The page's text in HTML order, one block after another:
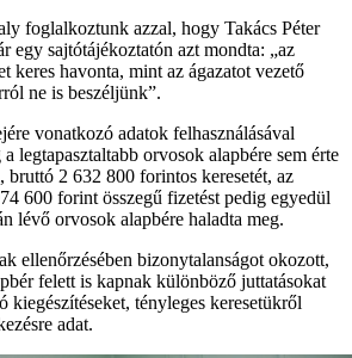
foglalkoztunk azzal, hogy Takács Péter
egy sajtótájékoztatón azt mondta: „az
keres havonta, mint az ágazatot vezető
ne is beszéljünk”.
vonatkozó adatok felhasználásával
legtapasztaltabb orvosok alapbére sem érte
bruttó 2 632 800 forintos keresetét, az
600 forint összegű fizetést pedig egyedül
lévő orvosok alapbére haladta meg.
ellenőrzésében bizonytalanságot okozott,
felett is kapnak különböző juttatásokat
kiegészítéseket, tényleges keresetükről
adat.